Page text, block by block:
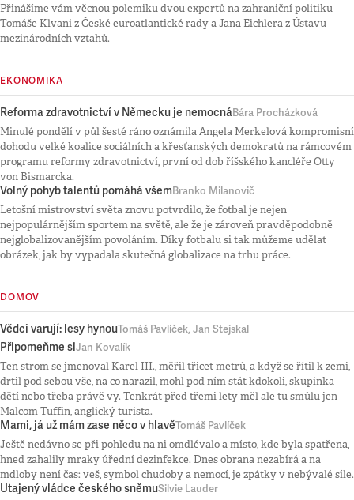
Přinášíme vám věcnou polemiku dvou expertů na zahraniční politiku –
Tomáše Klvani z České euroatlantické rady a Jana Eichlera z Ústavu
mezinárodních vztahů.
EKONOMIKA
Reforma zdravotnictví v Německu je nemocnáBára Procházková
Minulé pondělí v půl šesté ráno oznámila Angela Merkelová kompromisní
dohodu velké koalice sociálních a křesťanských demokratů na rámcovém
programu reformy zdravotnictví, první od dob říšského kancléře Otty
von Bismarcka.
Volný pohyb talentů pomáhá všemBranko Milanovič
Letošní mistrovství světa znovu potvrdilo, že fotbal je nejen
nejpopulárnějším sportem na světě, ale že je zároveň pravděpodobně
nejglobalizovanějším povoláním. Díky fotbalu si tak můžeme udělat
obrázek, jak by vypadala skutečná globalizace na trhu práce.
DOMOV
Vědci varují: lesy hynouTomáš Pavlíček, Jan Stejskal
Připomeňme siJan Kovalík
Ten strom se jmenoval Karel III., měřil třicet metrů, a když se řítil k zemi,
drtil pod sebou vše, na co narazil, mohl pod ním stát kdokoli, skupinka
dětí nebo třeba právě vy. Tenkrát před třemi lety měl ale tu smůlu jen
Malcom Tuffin, anglický turista.
Mami, já už mám zase něco v hlavěTomáš Pavlíček
Ještě nedávno se při pohledu na ni omdlévalo a místo, kde byla spatřena,
hned zahalily mraky úřední dezinfekce. Dnes obrana nezabírá a na
mdloby není čas: veš, symbol chudoby a nemocí, je zpátky v nebývalé síle.
Utajený vládce českého sněmuSilvie Lauder